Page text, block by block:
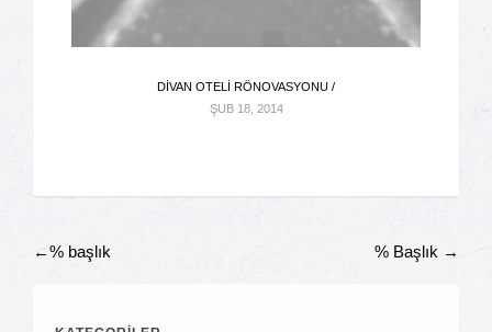
DIVAN OTELI RÖNOVASYONU /
ŞUB 18, 2014
←% başlık % Başlık →